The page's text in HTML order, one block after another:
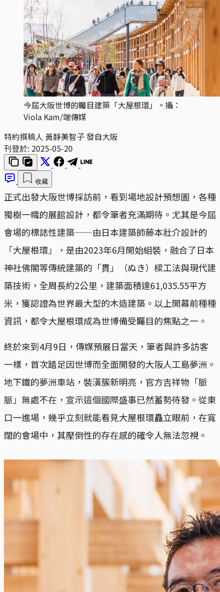
今屆大阪世博的矚目建築「大屋根環」。攝：
Viola Kam/端傳媒
特約撰稿人 黃靜美智子 發自大阪
刊登於: 2025-05-20
收藏
正式出發大阪世博採訪前，看到場地設計預想圖，各種
獨樹一幟的展館設計，都令筆者充滿期待。尤其是今屆
會場的標誌性建築——由日本建築師藤本壯介設計的
「大屋根環」，是由2023年6月開始組裝，融合了日本
神社佛閣等傳統建築的「貫」（ぬき）樑工法與現代建
築技術，全周長約2公里，建築面積達61,035.55平方
米，獲認證為世界最大型的木造建築。以上開幕前種種
資訊，都令大屋根環成為世博備受矚目的焦點之一。
終於來到4月9日，傳媒預展日當天，筆者與許多訪客
一樣，首次踏足因世博而全面開發的大阪人工島夢洲。
地下鐵的夢洲車站，裝潢簇新明亮，官方吉祥物「脈
脈」無處不在，宣示這個國際盛事已然蓄勢待發。從東
口一進場，幾乎立刻就能看見大屋根環矗立眼前，在寬
闊的會場中，其壓倒性的存在感的確令人無法忽視。